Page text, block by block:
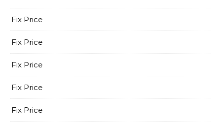
Fix Price
Fix Price
Fix Price
Fix Price
Fix Price